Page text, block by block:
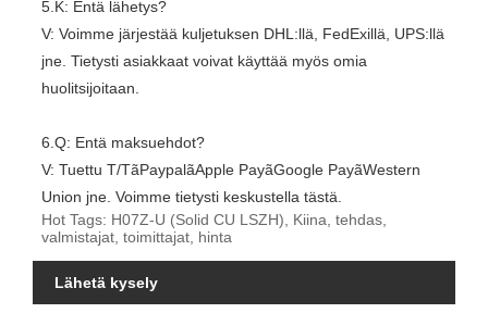
5.K: Entä lähetys?
V: Voimme järjestää kuljetuksen DHL:llä, FedExillä, UPS:llä
jne. Tietysti asiakkaat voivat käyttää myös omia
huolitsijoitaan.
6.Q: Entä maksuehdot?
V: Tuettu T/TãPaypalãApple PayãGoogle PayãWestern
Union jne. Voimme tietysti keskustella tästä.
Hot Tags: H07Z-U (Solid CU LSZH), Kiina, tehdas,
valmistajat, toimittajat, hinta
Lähetä kysely